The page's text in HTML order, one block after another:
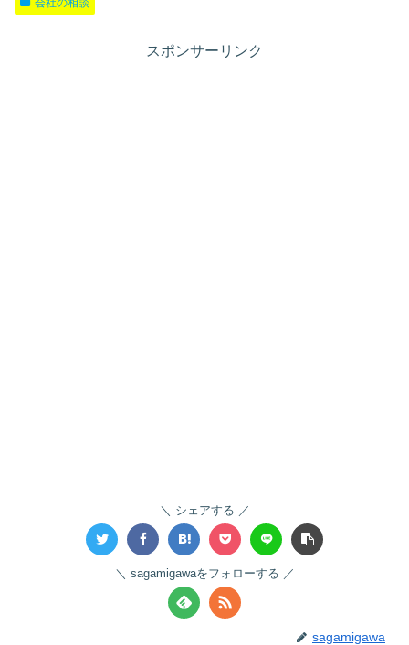
会社の相談
スポンサーリンク
シェアする
sagamigawaをフォローする
sagamigawa